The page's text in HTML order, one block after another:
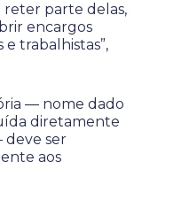
reter parte delas,
encargos
e trabalhistas”,
— nome dado
diretamente
deve ser
aos